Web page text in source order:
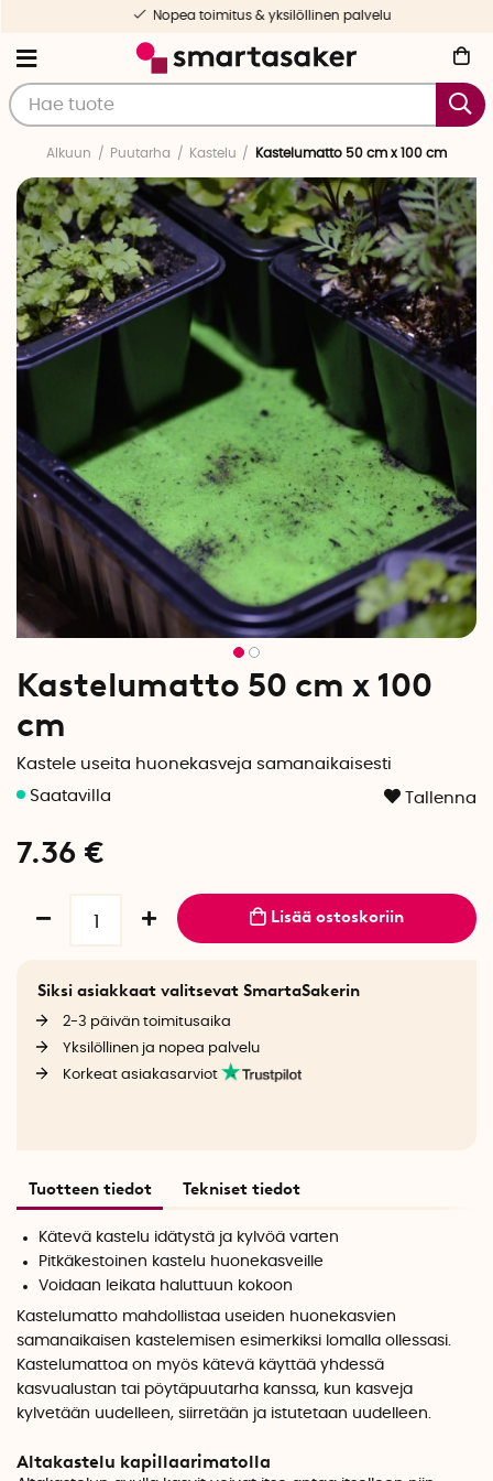
Nopea toimitus & yksilöllinen palvelu
Alkuun Puutarha Kastelu Kastelumatto 50 cm x 100 cm
Kastelumatto 50 cm x 100
cm
Kastele useita huonekasveja samanaikaisesti
Tallenna
7.36 €
Lisää ostoskoriin
Siksi asiakkaat valitsevat SmartaSakerin
2-3 päivän toimitusaika
Yksilöllinen ja nopea palvelu
Korkeat asiakasarviot
Tuotteen tiedot Tekniset tiedot
Kätevä kastelu idätystä ja kylvöä varten
Pitkäkestoinen kastelu huonekasveille
Voidaan leikata haluttuun kokoon
Kastelumatto mahdollistaa useiden huonekasvien
samanaikaisen kastelemisen esimerkiksi lomalla ollessasi.
Kastelumattoa on myös kätevä käyttää yhdessä
kasvualustan tai pöytäpuutarha kanssa, kun kasveja
kylvetään uudelleen, siirretään ja istutetaan uudelleen.
Altakastelu kapillaarimatolla